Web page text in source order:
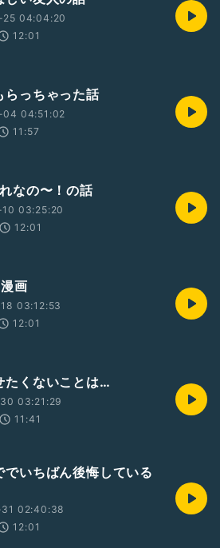
04:04:20
12:01
らっちゃった話
04:51:02
11:57
なの〜！の話
03:25:20
12:01
画
03:12:53
12:01
たくないことは…
03:21:29
11:41
でいちばん後悔している
02:40:38
12:01